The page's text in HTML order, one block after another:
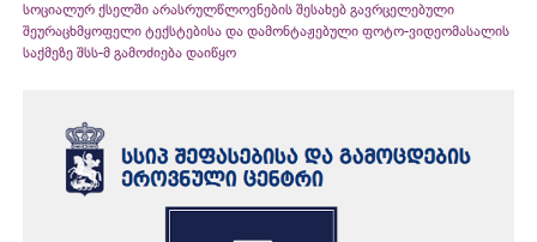
სოციალურ ქსელში არასრულწლოვნების შესახებ გავრცელებული
შეურაცხმყოფელი ტექსტებისა და დამონტაჟებული ფოტო-ვიდეომასალის
საქმეზე შსს-მ გამოძიება დაიწყო